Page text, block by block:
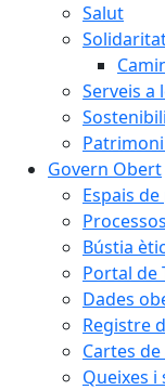
Salut
Serveis a
Govern Obert
Espais
Bústia
Portal de
Dades
Registre
Cartes de
Queixes